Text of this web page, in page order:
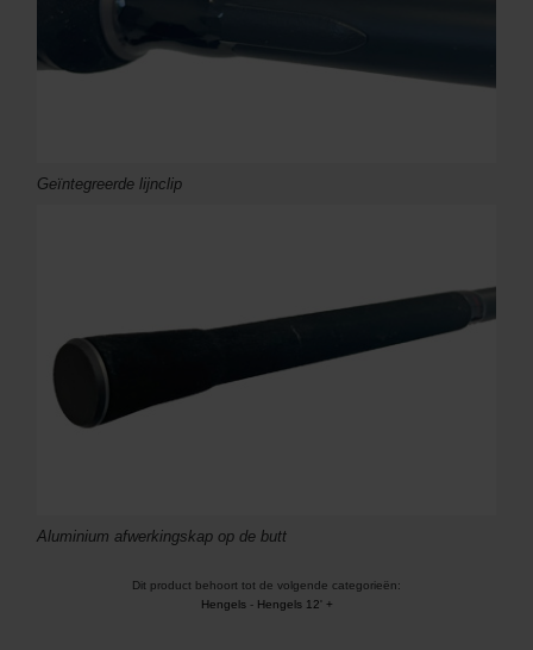
Geïntegreerde lijnclip
Aluminium afwerkingskap op de butt
Dit product behoort tot de volgende categorieën:
Hengels- Hengels 12' +